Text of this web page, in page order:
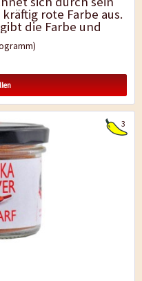
rote Farbe aus.
die Farbe und
3